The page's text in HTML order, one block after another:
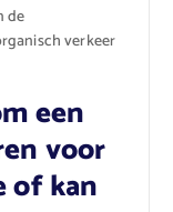
de
verkeer
een
voor
of kan